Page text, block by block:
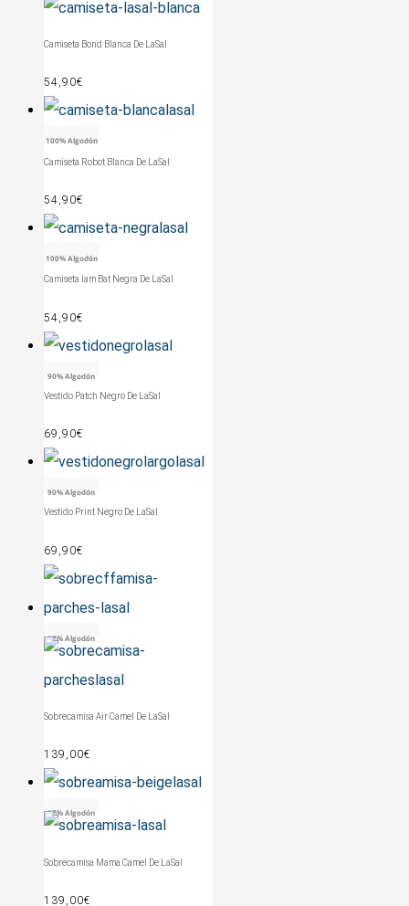
Camiseta Bond Blanca De LaSal
54,90€
100% Algodón
Camiseta Robot Blanca De LaSal
54,90€
100% Algodón
Camiseta Iam Bat Negra De LaSal
54,90€
90% Algodón
Vestido Patch Negro De LaSal
69,90€
90% Algodón
Vestido Print Negro De LaSal
69,90€
97% Algodón
Sobrecamisa Air Camel De LaSal
139,00€
97% Algodón
Sobrecamisa Mama Camel De LaSal
139,00€